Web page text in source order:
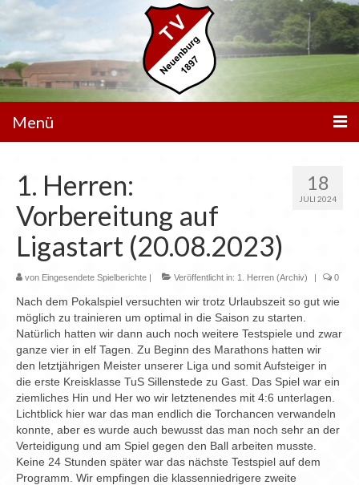
Menü
Spielbetrieb
Mannschaften
Walking Football
Sportanlagen
Sponsoren
Chronik
Archiv
18
JULI 2024
1. Herren:
Vorbereitung auf
Ligastart (20.08.2023)
von Eingesendete Spielberichte | Veröffentlicht in: 1. Herren (Archiv) | 0
Nach dem Pokalspiel versuchten wir trotz Urlaubszeit so gut wie
möglich zu trainieren um optimal in die Saison zu starten.
Natürlich hatten wir dann auch noch weitere Testspiele und zwar
ganze vier in elf Tagen. Zu Beginn des Marathons hatten wir
den letztjährigen Meister unserer Liga und somit Aufsteiger in
die erste Kreisklasse TuS Sillenstede zu Gast. Das Spiel war ein
ziemliches Hin und Her wo wir letztenendes mit 4:6 unterlagen.
Lichtblick hier war das man endlich die Torchancen verwandeln
konnte, aber es wurde auch bewusst das man noch sehr an der
Verteidigung und am Spiel gegen den Ball arbeiten musste.
Keine 24 Stunden später war das nächste Testspiel auf dem
Programm. Wir empfingen die klassenniedrigere zweite